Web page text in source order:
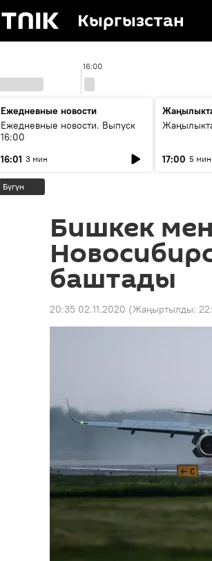
Кыргызстан
16:00
Ежедневные новости
Ежедневные новости. Выпуск
16:00
16:01 3 мин 17:00 5 мин
Бүгүн
Бишкек
баштады
20:35 02.11.2020 (Жаңыртылды: